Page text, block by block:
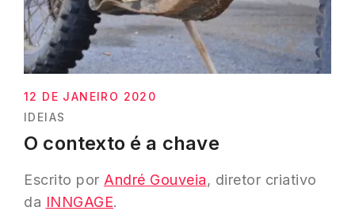
12 DE JANEIRO 2020
IDEIAS
O contexto é a chave
Escrito por André Gouveia, diretor criativo
da INNGAGE.